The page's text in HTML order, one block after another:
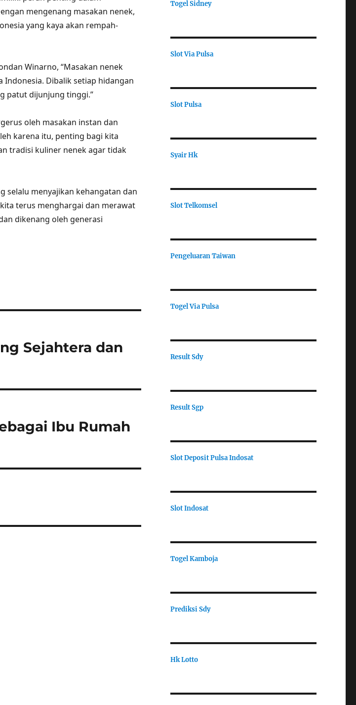
mengenang masakan nenek,
yang kaya akan rempah-
Winarno, “Masakan nenek
Dibalik setiap hidangan
patut dijunjung tinggi.”
oleh masakan instan dan
karena itu, penting bagi kita
tradisi kuliner nenek agar tidak
selalu menyajikan kehangatan dan
terus menghargai dan merawat
dikenang oleh generasi
Sejahtera dan
Ibu Rumah
Togel Sidney
Slot Via Pulsa
Slot Pulsa
Syair Hk
Slot Telkomsel
Pengeluaran Taiwan
Togel Via Pulsa
Result Sdy
Result Sgp
Slot Deposit Pulsa Indosat
Slot Indosat
Togel Kamboja
Prediksi Sdy
Hk Lotto